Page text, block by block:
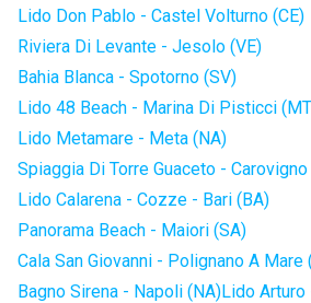
Lido Don Pablo - Castel Volturno (CE)
Riviera Di Levante - Jesolo (VE)
Bahia Blanca - Spotorno (SV)
Lido 48 Beach - Marina Di Pisticci
Lido Metamare - Meta (NA)
Spiaggia Di Torre Guaceto - Carovigno
Lido Calarena - Cozze - Bari (BA)
Panorama Beach - Maiori (SA)
Cala San Giovanni - Polignano A Mare
Bagno Sirena - Napoli (NA)Lido